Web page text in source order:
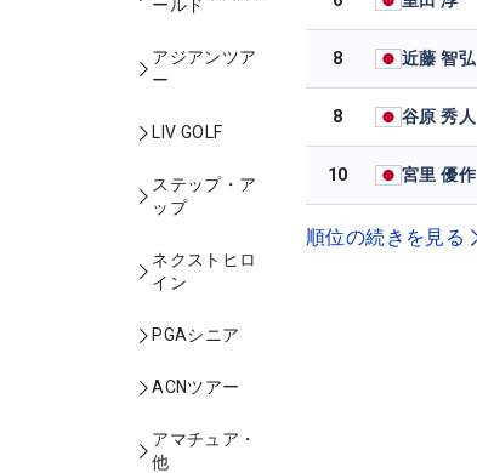
ールド
アジアンツア
ー
LIV GOLF
ステップ・ア
ップ
ネクストヒロ
イン
PGAシニア
ACNツアー
アマチュア・
他
8 近藤 智弘
8 谷原 秀人
10 宮里 優作
順位の続きを見る